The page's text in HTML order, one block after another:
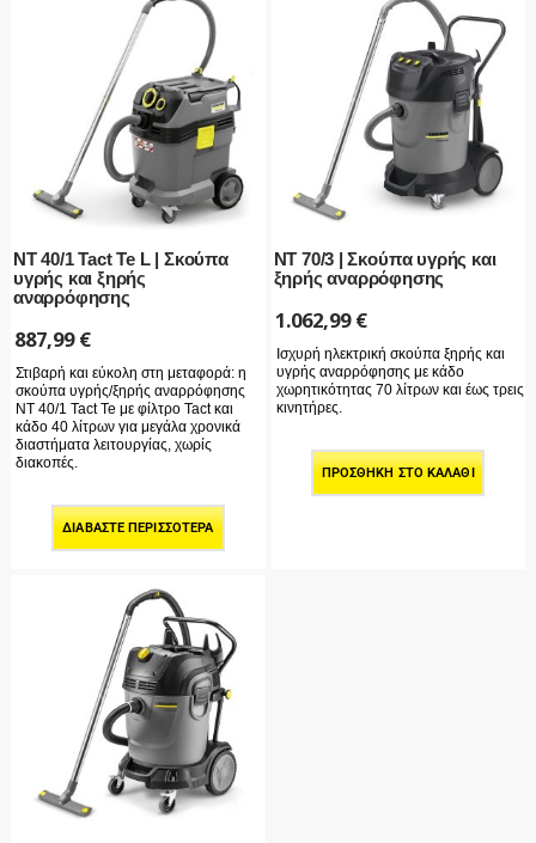
NT 40/1 Tact Te L | Σκούπα
υγρής και ξηρής
αναρρόφησης
887,99€
Στιβαρή και εύκολη στη μεταφορά: η
σκούπα υγρής/ξηρής αναρρόφησης
NT 40/1 Tact Te με φίλτρο Tact και
κάδο 40 λίτρων για μεγάλα χρονικά
διαστήματα λειτουργίας, χωρίς
διακοπές.
ΔΙΑΒΆΣΤΕ ΠΕΡΙΣΣΌΤΕΡΑ
NT 70/3 | Σκούπα υγρής και
ξηρής αναρρόφησης
1.062,99€
Ισχυρή ηλεκτρική σκούπα ξηρής και
υγρής αναρρόφησης με κάδο
χωρητικότητας 70 λίτρων και έως τρεις
κινητήρες.
ΠΡΟΣΘΉΚΗ ΣΤΟ ΚΑΛΆΘΙ